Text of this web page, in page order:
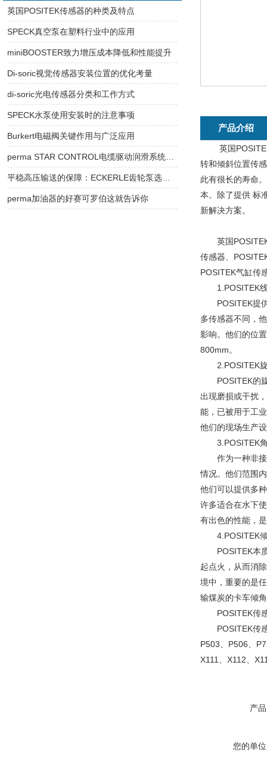
产品介绍
英国POSITEK
转和倾斜位置传
此有很长的寿命
本。除了提供 标
新解决方案。
英国POSITEK
传感器、
POSITEK气缸传
1.POSITEK线
POSITEK提供
多传感器不同，
影响。他们的位
800mm。
2.POSITEK旋
POSITEK的旋
出现磨损或干扰
能，已被用于工
他们的现场生产
3.POSITEK角
作为一种非接
情况。他们范围
他们可以提供多
许多适合在水下
有出色的性能，
4.POSITEK倾
POSITEK本质
起点火，从而消
境中，重要的是
输煤炭的卡车倾
POSITEK传感
POSITEK传感
P503、P506、
X111、X112、
产
您的单
英国POSITEK传感器的种类及特点
SPECK真空泵在塑料行业中的应用
miniBOOSTER致力增压成本降低和性能提升
Di-soric视觉传感器安装位置的优化考量
di-soric光电传感器分类和工作方式
SPECK水泵使用安装时的注意事项
Burkert电磁阀关键作用与广泛应用
perma加油器的好赛可罗伯这就告诉你